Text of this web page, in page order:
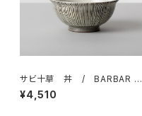
サビ十草 丼 / BARBAR 波
佐見焼
¥4,510